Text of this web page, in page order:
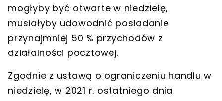
mogłyby być otwarte w niedzielę,
musiałyby udowodnić posiadanie
przynajmniej 50 % przychodów z
działalności pocztowej.
Zgodnie z ustawą o ograniczeniu handlu w
niedzielę, w 2021 r. ostatniego dnia